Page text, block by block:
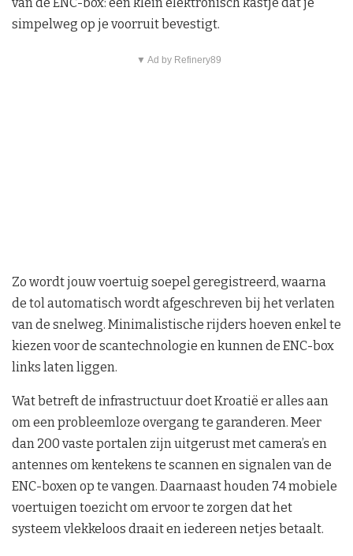
simpelweg op je voorruit bevestigt.
▼ Ad by Refinery89
Zo wordt jouw voertuig soepel geregistreerd, waarna
de tol automatisch wordt afgeschreven bij het verlaten
van de snelweg. Minimalistische rijders hoeven enkel te
kiezen voor de scantechnologie en kunnen de ENC-box
links laten liggen.
Wat betreft de infrastructuur doet Kroatië er alles aan
om een probleemloze overgang te garanderen. Meer
dan 200 vaste portalen zijn uitgerust met camera’s en
antennes om kentekens te scannen en signalen van de
ENC-boxen op te vangen. Daarnaast houden 74 mobiele
voertuigen toezicht om ervoor te zorgen dat het
systeem vlekkeloos draait en iedereen netjes betaalt.